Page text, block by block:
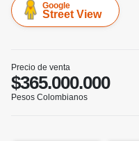
Google
Street View
Precio de venta
$365.000.000
Pesos Colombianos